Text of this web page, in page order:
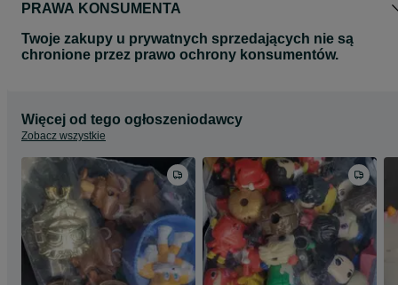
PRAWA KONSUMENTA
Twoje zakupy u prywatnych sprzedających nie są
chronione przez prawo ochrony konsumentów.
Więcej od tego ogłoszeniodawcy
Zobacz wszystkie